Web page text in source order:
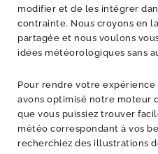
modifier et de les intégrer
contrainte. Nous croyons en
partagée et nous voulons
idées météorologiques sans
Pour rendre votre
avons optimisé notre moteur
que vous puissiez trouver
météo correspondant à vos
recherchiez des illustrations